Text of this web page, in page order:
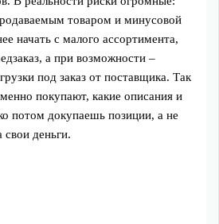
товаром и минусовой
начать с малого ассортимента,
а при возможности –
под заказ от поставщика. Так
покупают, какие описания и
потом докупаешь позиции, а не
свои деньги.